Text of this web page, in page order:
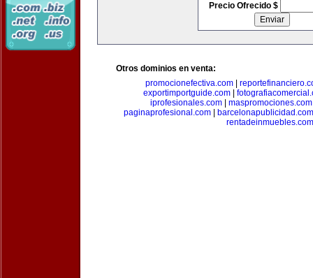
Precio Ofrecido $
Otros dominios en venta:
promocionefectiva.com
exportimportguide.com
iprofesionales.com
maspromociones.com
paginaprofesional.com|
barcelonapublicidad.com
rentadeinmuebles.com